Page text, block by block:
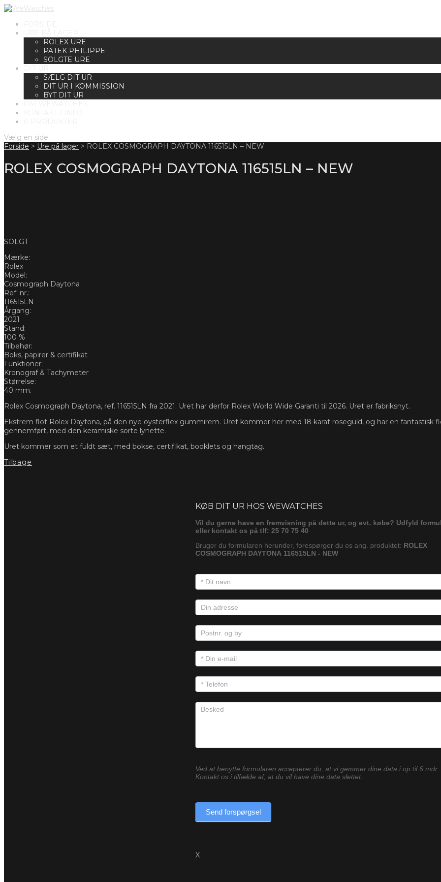
ROLEX URE
PATEK PHILIPPE
SOLGTE URE
SÆLG DIT UR
DIT UR I KOMMISSION
BYT DIT UR
Vælg en side
Forside > Ure på lager > ROLEX COSMOGRAPH DAYTONA 116515LN – NEW
ROLEX COSMOGRAPH DAYTONA 116515LN – NEW
SOLGT
Mærke:
Rolex
Model:
Cosmograph Daytona
Ref. nr.:
116515LN
Årgang:
2021
Stand:
100 %
Tilbehør:
Boks, papirer & certifikat
Funktioner:
Kronograf & Tachymeter
Størrelse:
40 mm.
Rolex Cosmograph Daytona, ref. 116515LN fra 2021. Uret har derfor Rolex World Wide Garanti til 2026. Uret er fabriksnyt.
Ekstrem flot Rolex Daytona, på den nye oysterflex gummirem. Uret kommer her med 18 karat roseguld, og har en fantastisk
gennemført, med den keramiske sorte lynette.
Uret kommer som et fuldt sæt, med bokse, certifikat, booklets og hangtag.
Tilbage
KØB DIT UR HOS WEWATCHES
Vil du gerne have en fremvisning på dette ur, og evt. købe? Udfyld
eller kontakt os på tlf: 25 70 75 40
Bruger du formularen herunder, forespørger du os ang. produktet: ROLEX
COSMOGRAPH DAYTONA 116515LN - NEW
Ved at benytte formularen accepterer du, at vi gemmer dine data i op til 6 mdr.
Kontakt os i tilfælde af, at du vil have dine data slettet.
Send forspørgsel
X